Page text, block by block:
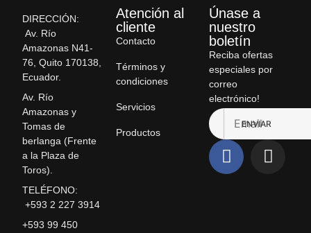
DIRECCIÓN:
Av. Río
Amazonas N41-
76, Quito 170138,
Ecuador.
Av. Río
Amazonas y
Tomas de
berlanga (Frente
a la Plaza de
Toros).
TELÉFONO:
+593 2 227 3914
+593 99 450
Atención al
cliente
Contacto
Términos y
condiciones
Servicios
Productos
Únase a
nuestro
boletín
Reciba ofertas
especiales por
correo
electrónico!
ENVIAR